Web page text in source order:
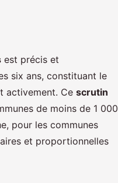
est précis et
six ans, constituant le
activement. Ce scrutin
de moins de 1 000
pour les communes
et proportionnelles